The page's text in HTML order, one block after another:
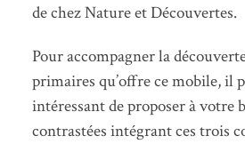
de chez Nature et Découvertes.
Pour accompagner la
primaires qu’offre ce mobile, il
intéressant de proposer à votre
contrastées intégrant ces trois